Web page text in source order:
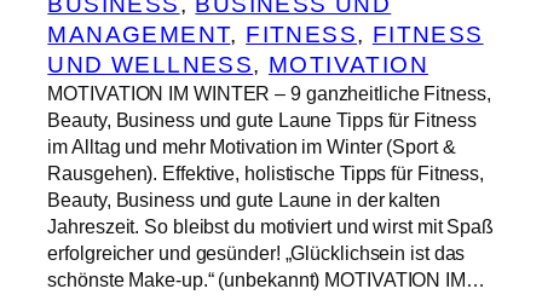
MANAGEMENT, FITNESS, FITNESS
UND WELLNESS, MOTIVATION
MOTIVATION IM WINTER – 9 ganzheitliche Fitness,
Beauty, Business und gute Laune Tipps für Fitness
im Alltag und mehr Motivation im Winter (Sport &
Rausgehen). Effektive, holistische Tipps für Fitness,
Beauty, Business und gute Laune in der kalten
Jahreszeit. So bleibst du motiviert und wirst mit Spaß
erfolgreicher und gesünder! „Glücklichsein ist das
schönste Make-up.“ (unbekannt) MOTIVATION IM…